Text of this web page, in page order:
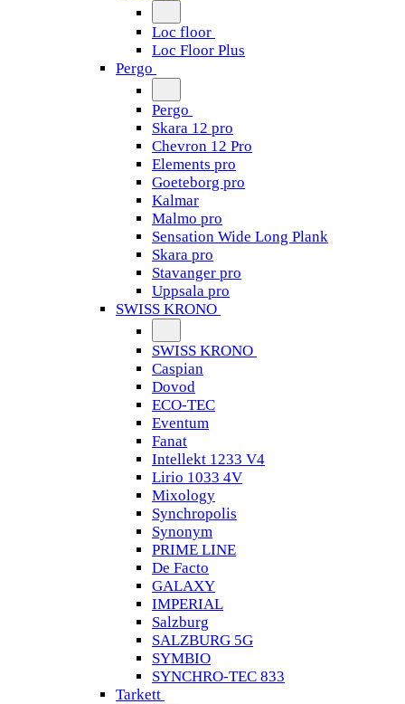
Loc floor
Loc Floor Plus
Pergo
Pergo
Skara 12 pro
Chevron 12 Pro
Elements pro
Goeteborg pro
Kalmar
Malmo pro
Sensation Wide Long Plank
Skara pro
Stavanger pro
Uppsala pro
SWISS KRONO
SWISS KRONO
Caspian
Dovod
ECO-TEC
Eventum
Fanat
Intellekt 1233 V4
Lirio 1033 4V
Mixology
Synchropolis
Synonym
PRIME LINE
De Facto
GALAXY
IMPERIAL
Salzburg
SALZBURG 5G
SYMBIO
SYNCHRO-TEC 833
Tarkett